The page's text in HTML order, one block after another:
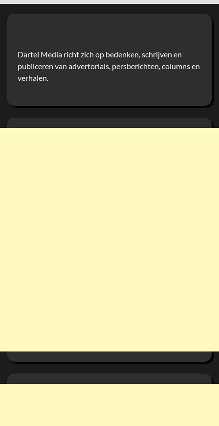
Dartel Media richt zich op bedenken, schrijven en
publiceren van advertorials, persberichten, columns en
verhalen.